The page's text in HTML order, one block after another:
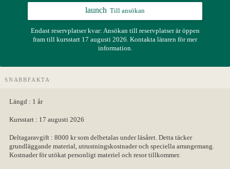
Kontakt
launch Till ansökan
Endast reservplatser kvar: Ansökan till reservplatser är öppen
fram till kursstart 17 augusti 2026. Kontakta läraren för mer
information.
SNABBFAKTA
Längd : 1 år
Kursstart : 17 augusti 2026
Deltagaravgift : 8000 kr som delbetalas under läsåret. Detta täcker
grundläggande material, utrustningskostnader och speciella arrangemang.
Kostnader för utökat personligt materiel och resor tillkommer.